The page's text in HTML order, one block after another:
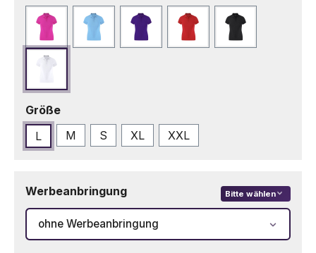
Fuchsie Hellblau Lila Rot Schwarz
Größeauswählen
L
M S XL XXL
Werbeanbringung Bitte wählen
ohne Werbeanbringung